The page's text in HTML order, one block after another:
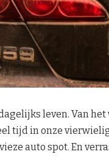
leven. Van
tijd in onze
auto spot. En